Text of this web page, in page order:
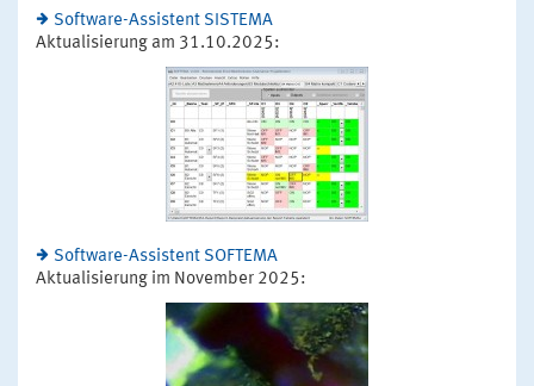
Software-Assistent SISTEMA
Aktualisierung am 31.10.2025:
Software-Assistent SOFTEMA
Aktualisierung im November 2025: